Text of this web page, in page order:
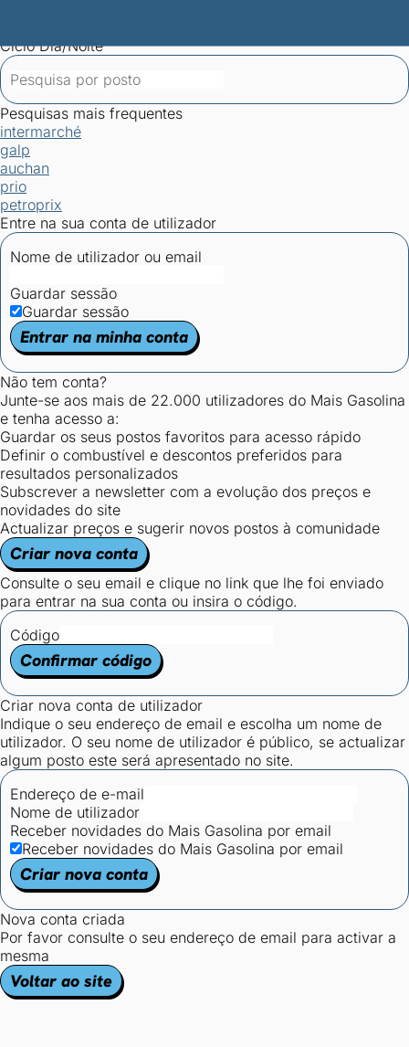
Ciclo Dia/Noite
Pesquisas mais frequentes
intermarché
galp
auchan
prio
petroprix
Entre na sua conta de utilizador
Nome de utilizador ou email
Guardar sessão
Guardar sessão
Entrar na minha conta
Não tem conta?
Junte-se aos mais de 22.000 utilizadores do Mais Gasolina
e tenha acesso a:
Guardar os seus postos favoritos para acesso rápido
Definir o combustível e descontos preferidos para
resultados personalizados
Subscrever a newsletter com a evolução dos preços e
novidades do site
Actualizar preços e sugerir novos postos à comunidade
Criar nova conta
Consulte o seu email e clique no link que lhe foi enviado
para entrar na sua conta ou insira o código.
Código
Confirmar código
Criar nova conta de utilizador
Indique o seu endereço de email e escolha um nome de
utilizador. O seu nome de utilizador é público, se actualizar
algum posto este será apresentado no site.
Endereço de e-mail
Nome de utilizador
Receber novidades do Mais Gasolina por email
Receber novidades do Mais Gasolina por email
Criar nova conta
Nova conta criada
Por favor consulte o seu endereço de email para activar a
mesma
Voltar ao site